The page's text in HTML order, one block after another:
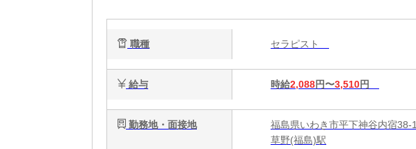
職種 セラピスト
給与 時給2,088円〜3,510円
勤務地・面接地
福島県いわき市平下神谷内宿38-1
草野(福島)駅